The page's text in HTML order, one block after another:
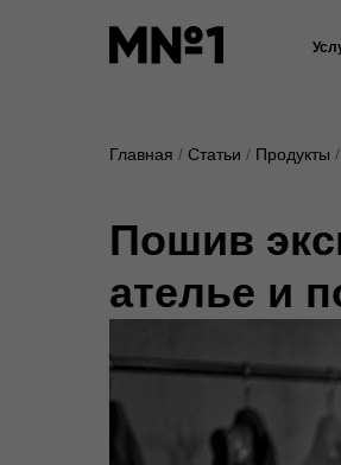
Главная Статьи Продукты
Пошив
ателье и